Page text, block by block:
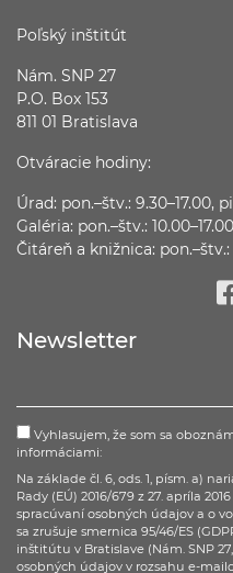
Poľský inštitút
Nám. SNP 27
P.O. Box 153
811 01 Bratislava
Otváracie hodiny:
Úrad: pon.–štv.: 9.30–17.00,
Galéria: pon.–štv.:
Čitáreň a knižnica: pon.–štv.:
Newsletter
Vyhlasujem, že som sa
informáciami:
Na základe čl. 6, ods. 1, písm. a)
Rady (EÚ) 2016/679 z 27. apríla
spracúvaní osobných údajov a o
sa zrušuje smernica 95/46/ES
inštitútu v Bratislave (Nám. SNP
osobných údajov v rozsahu e-